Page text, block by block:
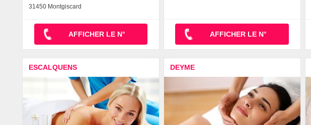
31450 Montgiscard
AFFICHER LE N° AFFICHER LE N°
ESCALQUENS DEYME